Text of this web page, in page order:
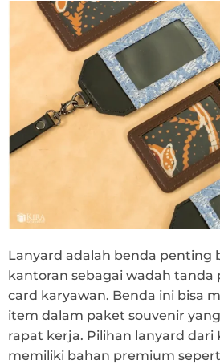
Lanyard adalah benda penting
kantoran sebagai wadah tanda
card karyawan. Benda ini bisa
item dalam paket souvenir
rapat kerja. Pilihan lanyard dari
memiliki bahan premium